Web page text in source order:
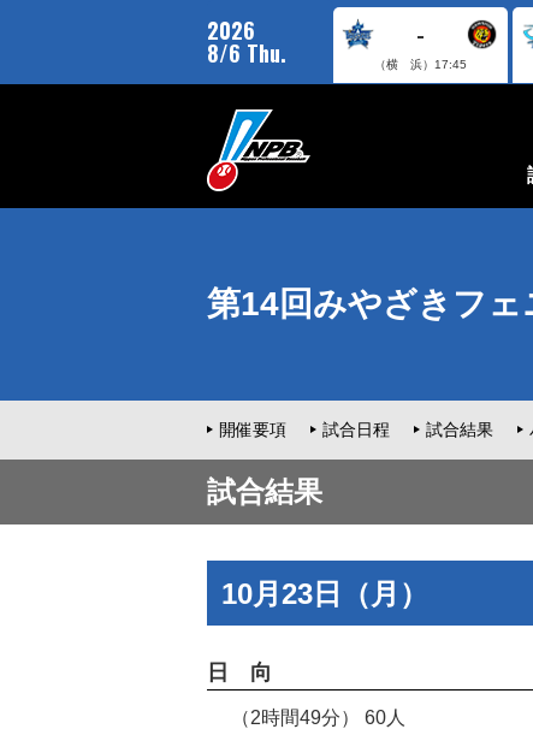
2026
8/6 Thu.
-
（横 浜） 17:45
第14回みやざきフ
開催要項 試合日程 試合結果
試合結果
10月23日（月）
日 向
（2時間49分） 60人